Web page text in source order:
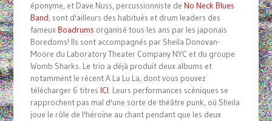
éponyme, et Dave Nuss, percussionniste de No Neck Blues
Band, sont d'ailleurs des habitués et drum leaders des
fameuxBoadrums organisé tous les ans par les japonais
Boredoms! Ils sont accompagnés par Sheila Donovan-
Moore du Laboratory Theater Company NYC et du groupe
Womb Sharks. Le trio a déjà produit deux albums et
notamment le récent A La Lu La, dont vous pouvez
télécharger 6 titres ICI. Leurs performances scéniques se
rapprochent pas mal d'une sorte de théâtre punk, où Sheila
joue le rôle de l'héroïne au chant pendant que les deux